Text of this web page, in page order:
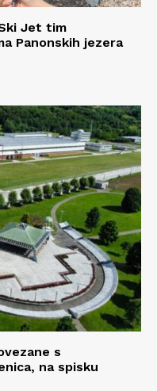
Jet tim
Panonskih jezera
s
na spisku